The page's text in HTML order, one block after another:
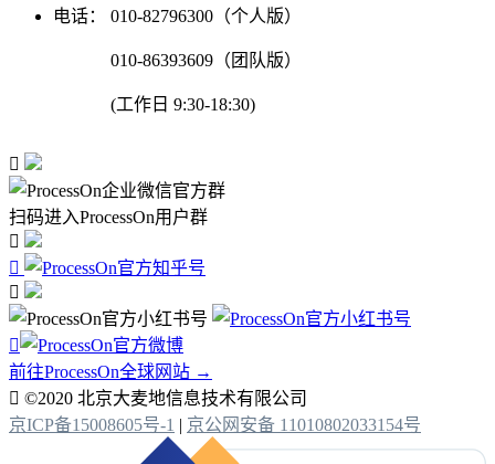
电话：
010-82796300（个人版）
010-86393609（团队版）
(工作日 9:30-18:30)

扫码进入ProcessOn用户群




前往ProcessOn全球网站 →
 ©2020 北京大麦地信息技术有限公司
京ICP备15008605号-1 | 京公网安备 11010802033154号